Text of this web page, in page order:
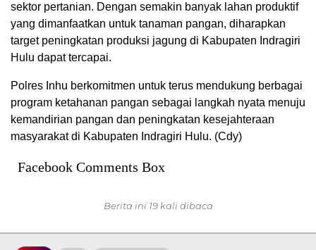
sektor pertanian. Dengan semakin banyak lahan produktif
yang dimanfaatkan untuk tanaman pangan, diharapkan
target peningkatan produksi jagung di Kabupaten Indragiri
Hulu dapat tercapai.
Polres Inhu berkomitmen untuk terus mendukung berbagai
program ketahanan pangan sebagai langkah nyata menuju
kemandirian pangan dan peningkatan kesejahteraan
masyarakat di Kabupaten Indragiri Hulu. (Cdy)
Facebook Comments Box
Berita ini 19 kali dibaca